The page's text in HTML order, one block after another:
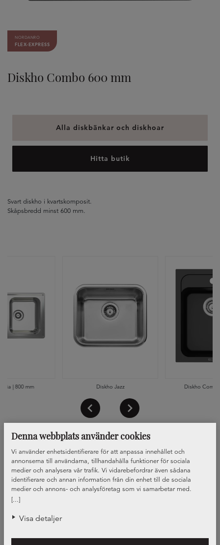
Denna webbplats använder cookies
[...]
Vi använder enhetsidentifierare för att anpassa innehållet och
annonserna till användarna, tillhandahålla funktioner för sociala
medier och analysera vår trafik. Vi vidarebefordrar även sådana
identifierare och annan information från din enhet till de sociala
medier och annons- och analysföretag som vi samarbetar med.
Dessa kan i sin tur kombinera informationen med annan information
använt deras tjänster.
Visa detaljer
Diskho Combo 600 mm
NORDANRO
FLEX-EXPRESS
Alla diskbänkar och diskhoar
Hitta butik
Svart diskho i kvartskomposit.
Skåpsbredd minst 600 mm.
| 800 mm Diskho Jazz Diskho